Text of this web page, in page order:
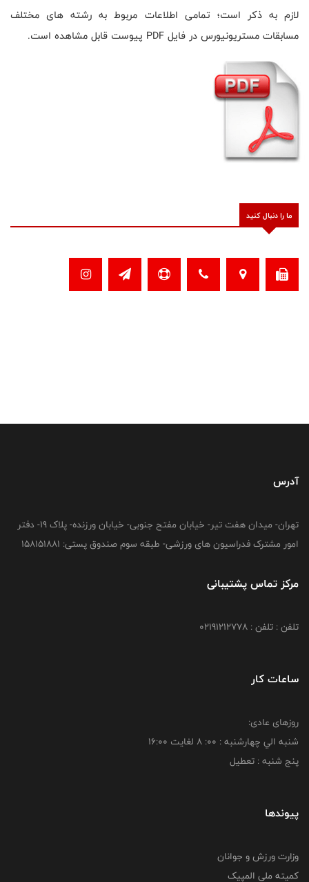
لازم به ذکر است؛ تمامی اطلاعات مربوط به رشته های مختلف
مسابقات مستریونیورس در فایل PDF پیوست قابل مشاهده است.
ما را دنبال کنید
آدرس
تهران- میدان هفت تیر- خیابان مفتح جنوبی- خیابان ورزنده- پلاک 19- دفتر
امور مشترک فدراسیون های ورزشی- طبقه سوم صندوق پستی: 158151881
مرکز تماس پشتیبانی
تلفن : تلفن : 02191212778
ساعات کار
روزهای عادی:
شنبه الي چهارشنبه : 00: 8 لغايت 16:00
پنج شنبه : تعطیل
پیوندها
وزارت ورزش و جوانان
کمیته ملی المپیک